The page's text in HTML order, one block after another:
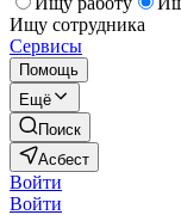
Ищу сотрудника
Сервисы
Помощь
Ещё
Поиск
Асбест
Войти
Войти